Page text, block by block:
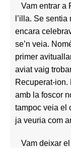
Vam entrar a
l’illa. Se
encara
se’n veia.
primer
aviat vaig
Recuperat-
amb la foscor
tampoc veia el
ja veuria com
Vam deixar el